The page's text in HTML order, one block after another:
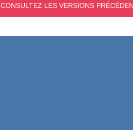
CONSULTEZ LES VERSIONS